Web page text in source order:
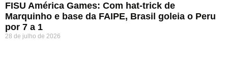
FISU América Games: Com hat-trick de
Marquinho e base da FAIPE, Brasil goleia o Peru
por 7 a 1
28 de julho de 2026